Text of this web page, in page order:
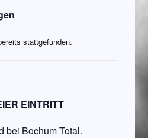
stattgefunden.
EINTRITT
bei Bochum Total.